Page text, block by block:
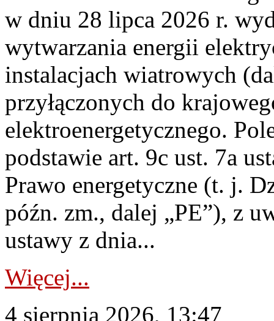
w dniu 28 lipca 2026 r.
wytwarzania energii
instalacjach wiatrowych
przyłączonych do
elektroenergetycznego.
podstawie art. 9c ust. 7a
Prawo energetyczne (t. j.
późn. zm., dalej „PE”), z
ustawy z dnia...
Więcej...
4 sierpnia 2026, 13:47